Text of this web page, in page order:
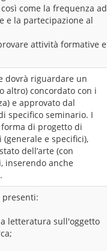
come la frequenza ad
e la partecipazione al
attività formative e
dovrà riguardare un
altro) concordato con i
e approvato dal
specifico seminario. I
di progetto di
e specifici),
dell’arte (con
inserendo anche
presenti:
letteratura sull'oggetto